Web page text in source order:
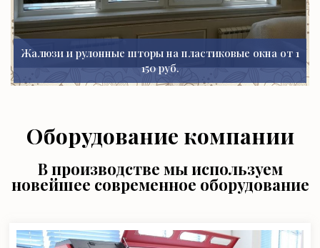
Жалюзи и рулонные шторы на пластиковые окна от 1
150 руб.
Оборудование компании
В производстве мы используем
новейшее современное оборудование